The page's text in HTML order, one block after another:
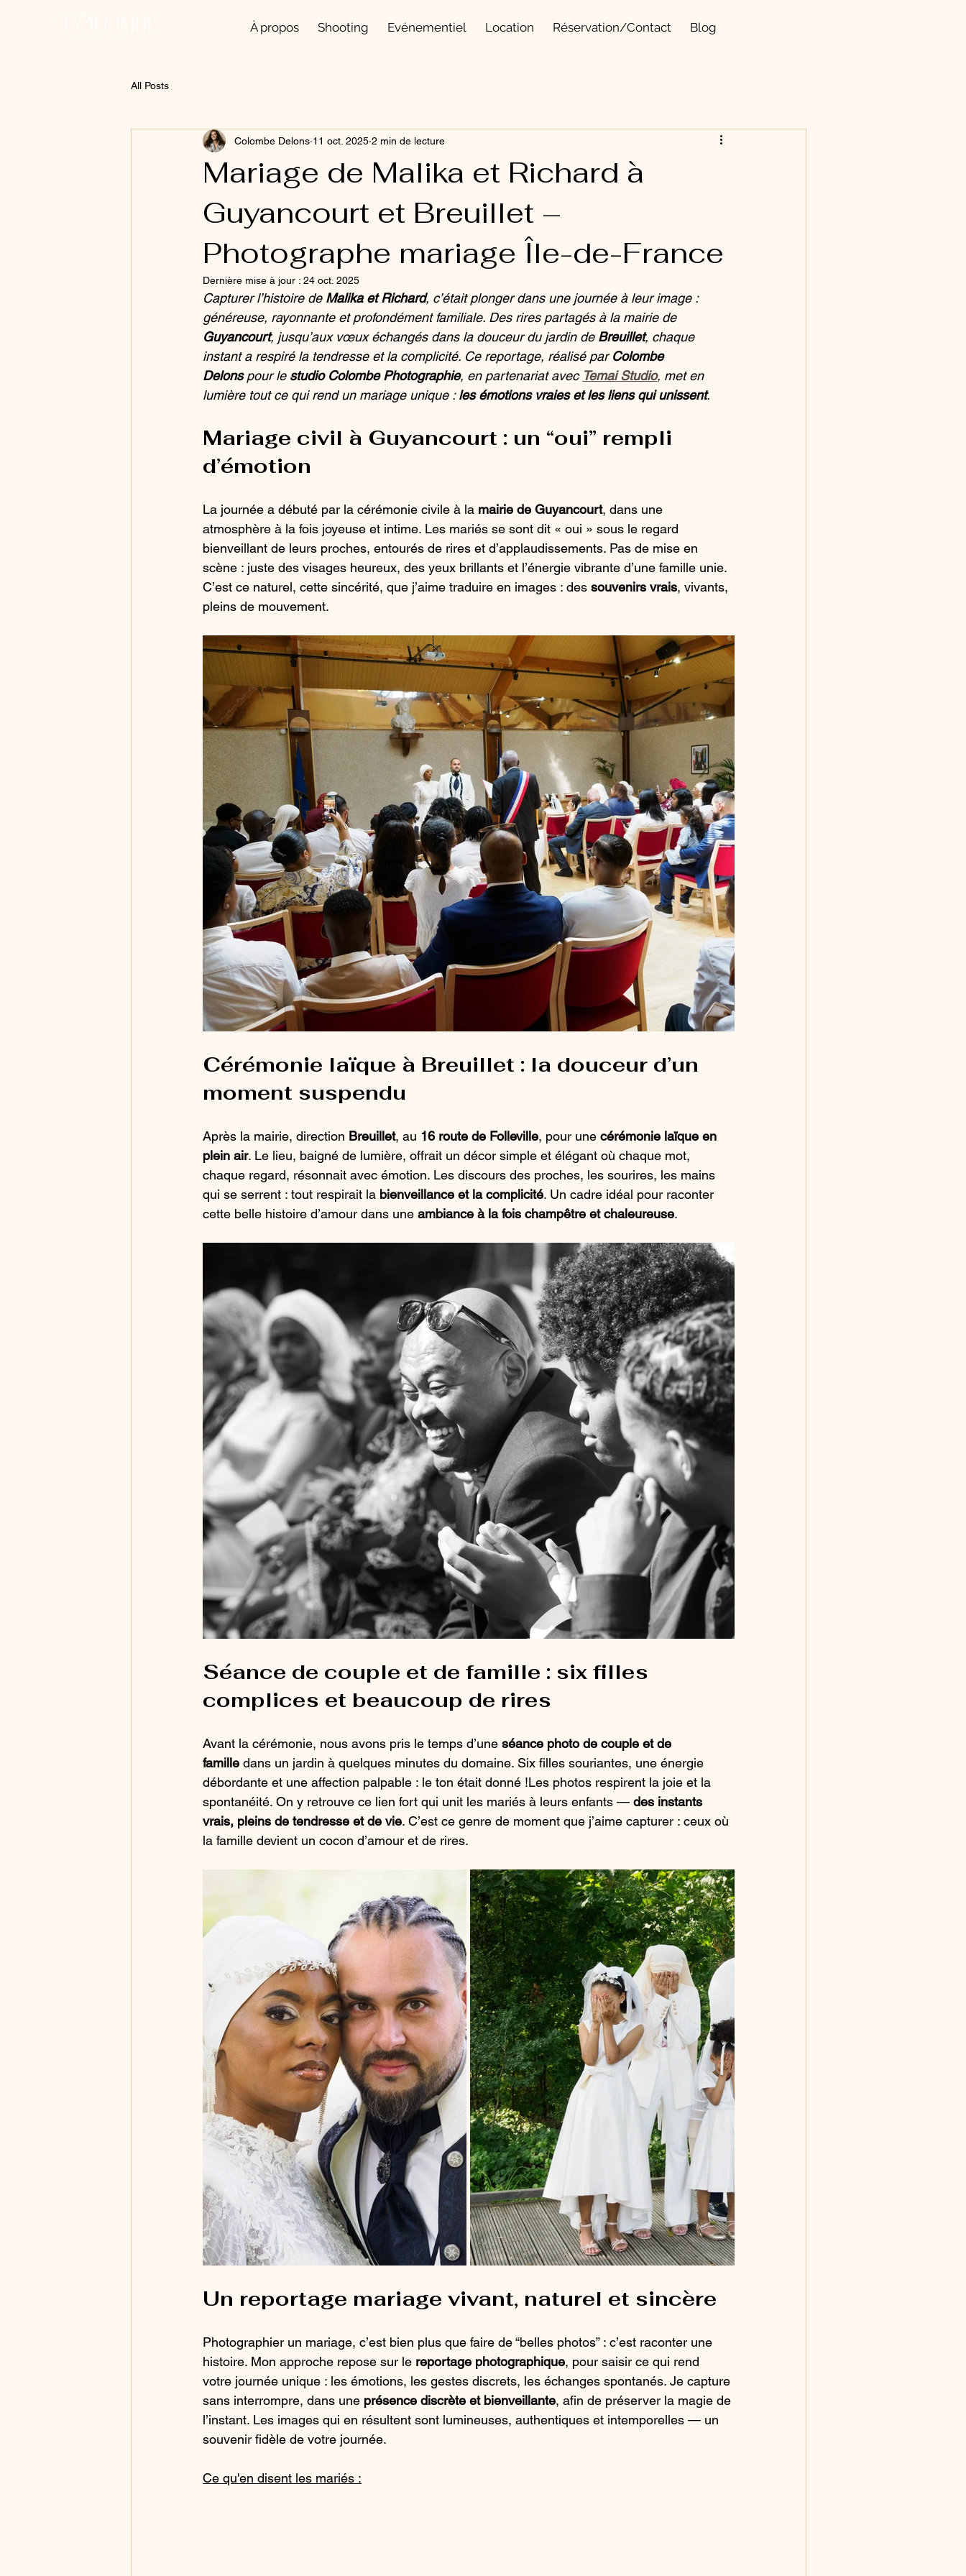
À propos Shooting Evénementiel Location Réservation/Contact Blog
All Posts
Mariage de Malika et Richard à
Guyancourt et Breuillet –
Photographe mariage Île-de-France
Colombe Delons 11 oct. 2025 2 min de lecture
Dernière mise à jour : 24 oct. 2025
Capturer l’histoire de Malika et Richard, c’était plonger dans une journée à leur image :
généreuse, rayonnante et profondément familiale. Des rires partagés à la mairie de
Guyancourt, jusqu’aux vœux échangés dans la douceur du jardin de Breuillet, chaque
instant a respiré la tendresse et la complicité. Ce reportage, réalisé par Colombe
Delons pour le studio Colombe Photographie, en partenariat avec Temai Studio, met en
lumière tout ce qui rend un mariage unique : les émotions vraies et les liens qui unissent.
Mariage civil à Guyancourt : un “oui” rempli
d’émotion
La journée a débuté par la cérémonie civile à la mairie de Guyancourt, dans une
atmosphère à la fois joyeuse et intime. Les mariés se sont dit « oui » sous le regard
bienveillant de leurs proches, entourés de rires et d’applaudissements. Pas de mise en
scène : juste des visages heureux, des yeux brillants et l’énergie vibrante d’une famille unie.
C’est ce naturel, cette sincérité, que j’aime traduire en images : des souvenirs vrais, vivants,
pleins de mouvement.
Cérémonie laïque à Breuillet : la douceur d’un
moment suspendu
Après la mairie, direction Breuillet, au 16 route de Folleville, pour une cérémonie laïque en
plein air. Le lieu, baigné de lumière, offrait un décor simple et élégant où chaque mot,
chaque regard, résonnait avec émotion. Les discours des proches, les sourires, les mains
qui se serrent : tout respirait la bienveillance et la complicité. Un cadre idéal pour raconter
cette belle histoire d’amour dans une ambiance à la fois champêtre et chaleureuse.
Séance de couple et de famille : six filles
complices et beaucoup de rires
Avant la cérémonie, nous avons pris le temps d’une séance photo de couple et de
famille dans un jardin à quelques minutes du domaine. Six filles souriantes, une énergie
débordante et une affection palpable : le ton était donné !Les photos respirent la joie et la
spontanéité. On y retrouve ce lien fort qui unit les mariés à leurs enfants — des instants
vrais, pleins de tendresse et de vie. C’est ce genre de moment que j’aime capturer : ceux où
la famille devient un cocon d’amour et de rires.
Un reportage mariage vivant, naturel et sincère
Photographier un mariage, c’est bien plus que faire de “belles photos” : c’est raconter une
histoire. Mon approche repose sur le reportage photographique, pour saisir ce qui rend
votre journée unique : les émotions, les gestes discrets, les échanges spontanés. Je capture
sans interrompre, dans une présence discrète et bienveillante, afin de préserver la magie de
l’instant. Les images qui en résultent sont lumineuses, authentiques et intemporelles — un
souvenir fidèle de votre journée.
Ce qu'en disent les mariés :